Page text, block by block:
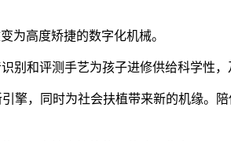
高度矫捷的数字化机械。
和评测手艺为孩子进修供给科学性，
，同时为社会扶植带来新的机缘。